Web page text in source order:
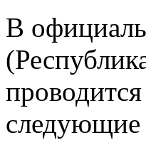
В
следующие